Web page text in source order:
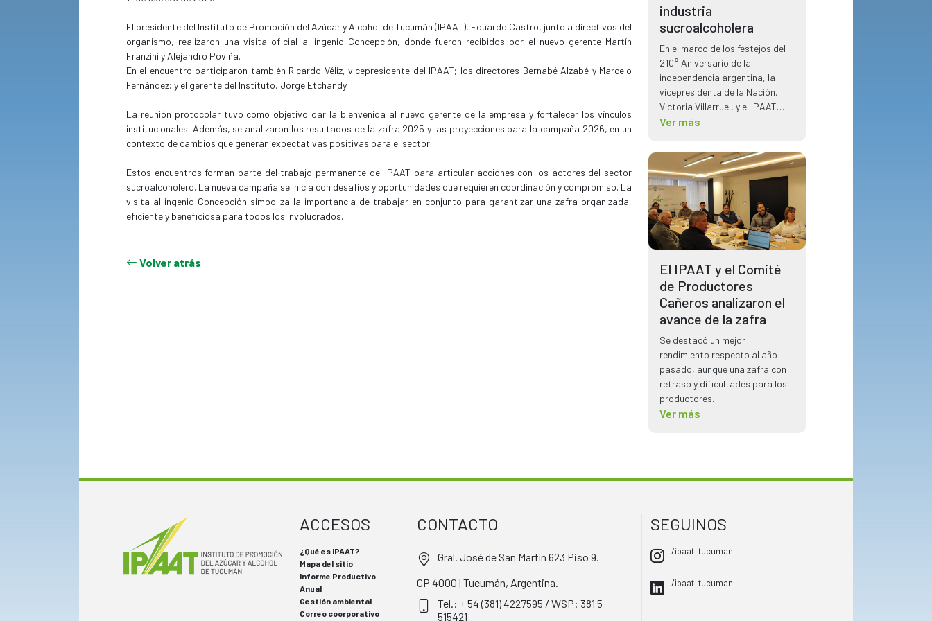
El presidente del Instituto de Promoción del Azúcar y Alcohol de Tucumán (IPAAT), Eduardo Castro, junto a directivos del
organismo, realizaron una visita oficial al ingenio Concepción, donde fueron recibidos por el nuevo gerente Martín
Franzini y Alejandro Poviña.
En el encuentro participaron también Ricardo Véliz, vicepresidente del IPAAT; los directores Bernabé Alzabé y Marcelo
Fernández; y el gerente del Instituto, Jorge Etchandy.
La reunión protocolar tuvo como objetivo dar la bienvenida al nuevo gerente de la empresa y fortalecer los vínculos
institucionales. Además, se analizaron los resultados de la zafra 2025 y las proyecciones para la campaña 2026, en un
contexto de cambios que generan expectativas positivas para el sector.
Estos encuentros forman parte del trabajo permanente del IPAAT para articular acciones con los actores del sector
sucroalcoholero. La nueva campaña se inicia con desafíos y oportunidades que requieren coordinación y compromiso. La
visita al ingenio Concepción simboliza la importancia de trabajar en conjunto para garantizar una zafra organizada,
eficiente y beneficiosa para todos los involucrados.
Volver atrás
industria
sucroalcoholera
En el marco de los festejos del
210° Aniversario de la
independencia argentina, la
vicepresidenta de la Nación,
Victoria Villarruel, y el IPAAT
tuvo la oportunidad de reunirse
el sector sucroalcoholero.
Ver más
El IPAAT y el Comité
de Productores
Cañeros analizaron el
avance de la zafra
Se destacó un mejor
rendimiento respecto al año
pasado, aunque una zafra con
retraso y dificultades para los
productores.
Ver más
ACCESOS
¿Qué es IPAAT?
Mapa del sitio
Informe Productivo
Anual
Gestión ambiental
Correo coorporativo
CONTACTO
Gral. José de San Martín 623 Piso 9.
CP 4000 | Tucumán, Argentina.
Tel.: + 54 (381) 4227595 / WSP: 381 5
515421
SEGUINOS
/ipaat_tucuman
/ipaat_tucuman